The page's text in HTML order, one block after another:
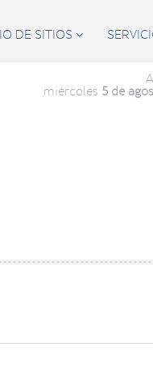
DE SITIOS 
miércoles 5 de